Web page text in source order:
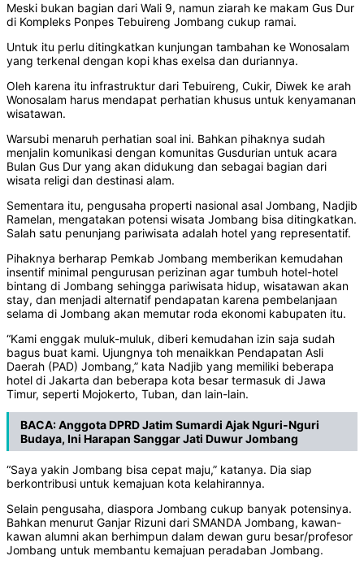
Meski bukan bagian dari Wali 9, namun ziarah ke makam Gus Dur
di Kompleks Ponpes Tebuireng Jombang cukup ramai.
Untuk itu perlu ditingkatkan kunjungan tambahan ke Wonosalam
yang terkenal dengan kopi khas exelsa dan duriannya.
Oleh karena itu infrastruktur dari Tebuireng, Cukir, Diwek ke arah
Wonosalam harus mendapat perhatian khusus untuk kenyamanan
wisatawan.
Warsubi menaruh perhatian soal ini. Bahkan pihaknya sudah
menjalin komunikasi dengan komunitas Gusdurian untuk acara
Bulan Gus Dur yang akan didukung dan sebagai bagian dari
wisata religi dan destinasi alam.
Sementara itu, pengusaha properti nasional asal Jombang, Nadjib
Ramelan, mengatakan potensi wisata Jombang bisa ditingkatkan.
Salah satu penunjang pariwisata adalah hotel yang representatif.
Pihaknya berharap Pemkab Jombang memberikan kemudahan
insentif minimal pengurusan perizinan agar tumbuh hotel-hotel
bintang di Jombang sehingga pariwisata hidup, wisatawan akan
stay, dan menjadi alternatif pendapatan karena pembelanjaan
selama di Jombang akan memutar roda ekonomi kabupaten itu.
“Kami enggak muluk-muluk, diberi kemudahan izin saja sudah
bagus buat kami. Ujungnya toh menaikkan Pendapatan Asli
Daerah (PAD) Jombang,” kata Nadjib yang memiliki beberapa
hotel di Jakarta dan beberapa kota besar termasuk di Jawa
Timur, seperti Mojokerto, Tuban, dan lain-lain.
BACA:Anggota DPRD Jatim Sumardi Ajak Nguri-Nguri
Budaya, Ini Harapan Sanggar Jati Duwur Jombang
“Saya yakin Jombang bisa cepat maju,” katanya. Dia siap
berkontribusi untuk kemajuan kota kelahirannya.
Selain pengusaha, diaspora Jombang cukup banyak potensinya.
Bahkan menurut Ganjar Rizuni dari SMANDA Jombang, kawan-
kawan alumni akan berhimpun dalam dewan guru besar/profesor
Jombang untuk membantu kemajuan peradaban Jombang.